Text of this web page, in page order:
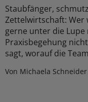
Staubfänger,
Zettelwirtschaft: Wer
gerne unter die
Praxisbegehung
sagt, worauf die
Von Michaela Schneider